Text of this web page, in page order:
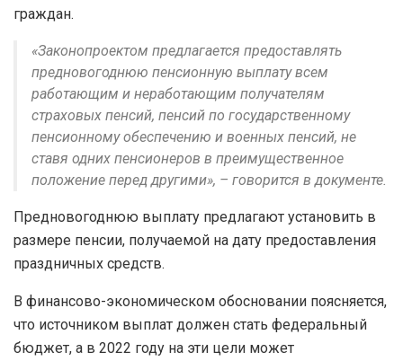
граждан.
«Законопроектом предлагается предоставлять
предновогоднюю пенсионную выплату всем
работающим и неработающим получателям
страховых пенсий, пенсий по государственному
пенсионному обеспечению и военных пенсий, не
ставя одних пенсионеров в преимущественное
положение перед другими», – говорится в документе.
Предновогоднюю выплату предлагают установить в
размере пенсии, получаемой на дату предоставления
праздничных средств.
В финансово-экономическом обосновании поясняется,
что источником выплат должен стать федеральный
бюджет, а в 2022 году на эти цели может